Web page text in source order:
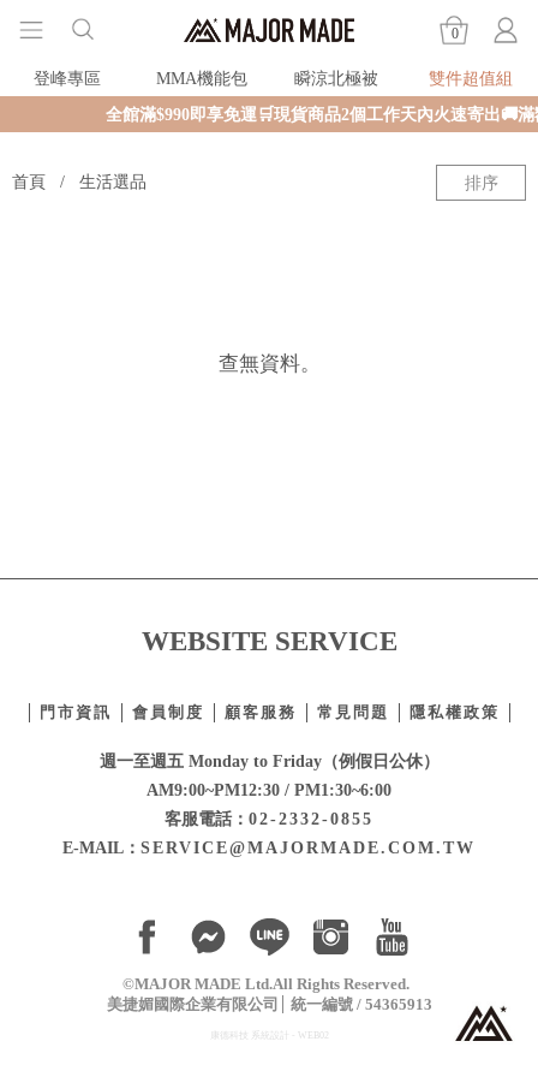
0
登峰專區 MMA機能包 瞬涼北極被
雙件超值組
全館滿$990即享免運🛒現貨商品2個工作天內火速寄出🚚滿
首頁 生活選品 排序
查無資料。
WEBSITE SERVICE
門市資訊 會員制度 顧客服務 常見問題 隱私權政策
週一至週五 Monday to Friday（例假日公休）
AM9:00~PM12:30 / PM1:30~6:00
客服電話： 02-2332-0855
E-MAIL： SERVICE@MAJORMADE.COM.TW
©MAJOR MADE Ltd.All Rights Reserved.
美捷媚國際企業有限公司
統一編號 / 54365913
康德科技 系統設計 - WEB02